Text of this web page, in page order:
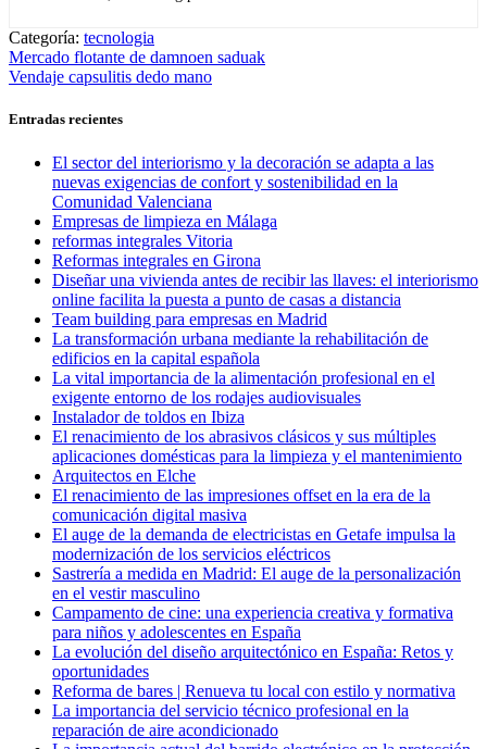
Categoría: tecnologia
Navegación
de
entradas
Entrada
anterior:
Mercado flotante de damnoen saduak
Entrada
Vendaje capsulitis dedo mano
Entradas recientes
El sector del interiorismo y la decoración se adapta a las
nuevas exigencias de confort y sostenibilidad en la
Comunidad Valenciana
Empresas de limpieza en Málaga
reformas integrales Vitoria
Reformas integrales en Girona
Diseñar una vivienda antes de recibir las llaves: el interiorismo
online facilita la puesta a punto de casas a distancia
Team building para empresas en Madrid
La transformación urbana mediante la rehabilitación de
edificios en la capital española
La vital importancia de la alimentación profesional en el
exigente entorno de los rodajes audiovisuales
Instalador de toldos en Ibiza
El renacimiento de los abrasivos clásicos y sus múltiples
aplicaciones domésticas para la limpieza y el mantenimiento
Arquitectos en Elche
El renacimiento de las impresiones offset en la era de la
comunicación digital masiva
El auge de la demanda de electricistas en Getafe impulsa la
modernización de los servicios eléctricos
Sastrería a medida en Madrid: El auge de la personalización
en el vestir masculino
Campamento de cine: una experiencia creativa y formativa
para niños y adolescentes en España
La evolución del diseño arquitectónico en España: Retos y
oportunidades
Reforma de bares | Renueva tu local con estilo y normativa
La importancia del servicio técnico profesional en la
reparación de aire acondicionado